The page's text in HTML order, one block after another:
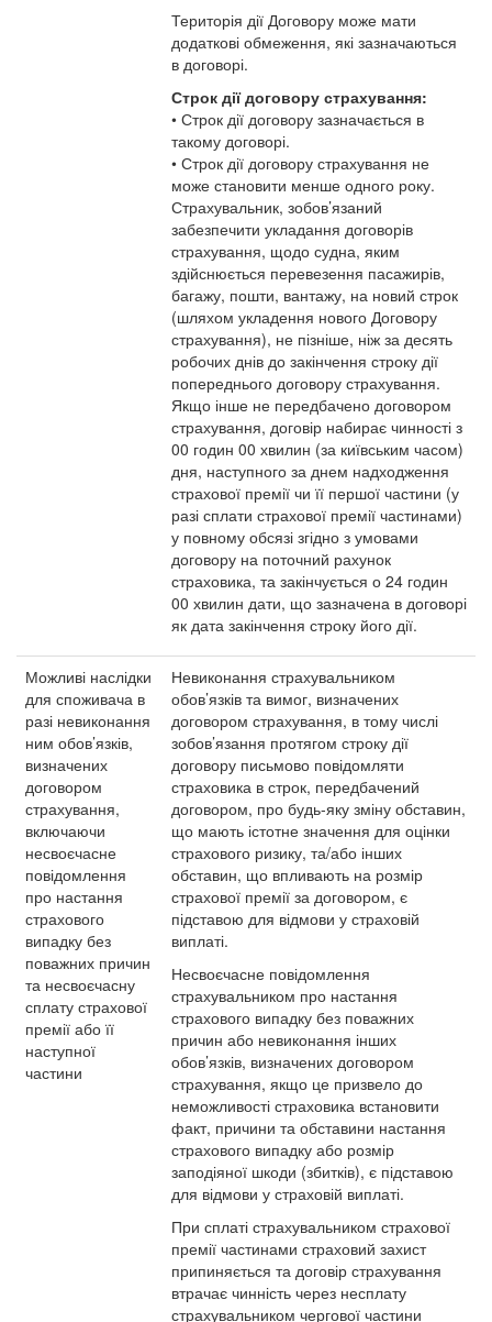
Територія дії Договору може мати
додаткові обмеження, які зазначаються
в договорі.
Строк дії договору страхування:
• Строк дії договору зазначається в
такому договорі.
• Строк дії договору страхування не
може становити менше одного року.
Страхувальник, зобов’язаний
забезпечити укладання договорів
страхування, щодо судна, яким
здійснюється перевезення пасажирів,
багажу, пошти, вантажу, на новий строк
(шляхом укладення нового Договору
страхування), не пізніше, ніж за десять
робочих днів до закінчення строку дії
попереднього договору страхування.
Якщо інше не передбачено договором
страхування, договір набирає чинності з
00 годин 00 хвилин (за київським часом)
дня, наступного за днем надходження
страхової премії чи її першої частини (у
разі сплати страхової премії частинами)
у повному обсязі згідно з умовами
договору на поточний рахунок
страховика, та закінчується о 24 годин
00 хвилин дати, що зазначена в договорі
як дата закінчення строку його дії.
Можливі наслідки
для споживача в
разі невиконання
ним обов’язків,
визначених
договором
страхування,
включаючи
несвоєчасне
повідомлення
про настання
страхового
випадку без
поважних причин
та несвоєчасну
сплату страхової
премії або її
наступної
частини
Невиконання страхувальником
обов’язків та вимог, визначених
договором страхування, в тому числі
зобов’язання протягом строку дії
договору письмово повідомляти
страховика в строк, передбачений
договором, про будь-яку зміну обставин,
що мають істотне значення для оцінки
страхового ризику, та/або інших
обставин, що впливають на розмір
страхової премії за договором, є
підставою для відмови у страховій
виплаті.
Несвоєчасне повідомлення
страхувальником про настання
страхового випадку без поважних
причин або невиконання інших
обов’язків, визначених договором
страхування, якщо це призвело до
неможливості страховика встановити
факт, причини та обставини настання
страхового випадку або розмір
заподіяної шкоди (збитків), є підставою
для відмови у страховій виплаті.
При сплаті страхувальником страхової
премії частинами страховий захист
припиняється та договір страхування
втрачає чинність через несплату
страхувальником чергової частини